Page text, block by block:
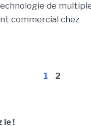
de
commercial chez
1 2
le !